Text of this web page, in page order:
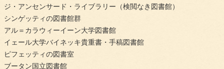
ジ・アンセンサード・ライブラリー（検閲なき図書館）
シンゲッティの図書館群
アル＝カラウィーイーン大学図書館
イェール大学バイネッキ貴重書・手稿図書館
ピフェッティの図書室
ブータン国立図書館